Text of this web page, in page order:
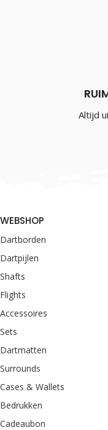
Altijd
WEBSHOP
Dartborden
Dartpijlen
Shafts
Flights
Accessoires
Sets
Dartmatten
Surrounds
Cases & Wallets
Bedrukken
Cadeaubon